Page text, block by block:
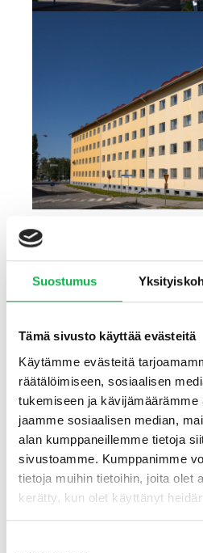
Suostumus
Tämä sivusto käyttää evästeitä
Käytämme evästeitä
räätälöimiseen, sosiaalisen
tukemiseen ja
jaamme sosiaalisen median,
alan kumppaneillemme tietoja
sivustoamme. Kumppanimme
tietoja muihin tietoihin, joita olet
kerätty, kun olet käyttänyt
Haluatko
ensimmäisenä
kohteesta?
Etu- ja sukunimi